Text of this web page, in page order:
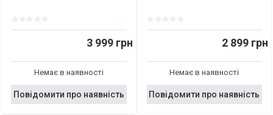
3 999 грн
Немає в наявності
Повідомити про наявність
2 899 грн
Немає в наявності
Повідомити про наявність